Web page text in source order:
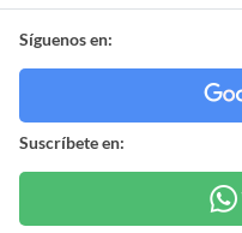
Síguenos en:
Suscríbete en: